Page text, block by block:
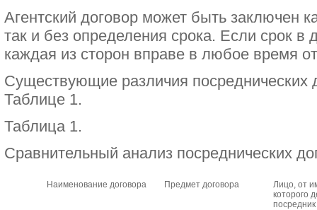
Агентский договор может быть заключен
так и без определения срока. Если срок в
каждая из сторон вправе в любое время
Существующие различия посреднических
Таблице 1.
Таблица 1.
Сравнительный анализ посреднических
Наименование договора Предмет договора
Лицо, от
которого
посредник